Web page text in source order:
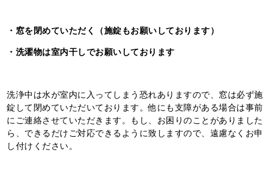
・窓を閉めていただく（施錠もお願いしております）
・洗濯物は室内干しでお願いしております
洗浄中は水が室内に入ってしまう恐れありますので、窓は必ず施
錠して閉めていただいております。他にも支障がある場合は事前
にご連絡させていただきます。もし、お困りのことがありました
ら、できるだけご対応できるように致しますので、遠慮なくお申
し付けください。